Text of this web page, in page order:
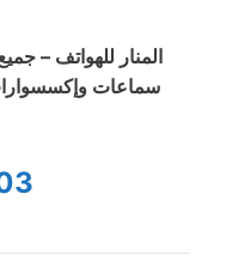
المنار للهواتف –
سماعات